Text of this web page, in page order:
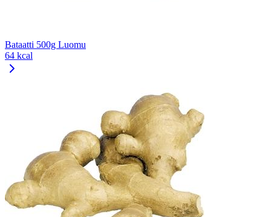
Bataatti 500g Luomu
64 kcal